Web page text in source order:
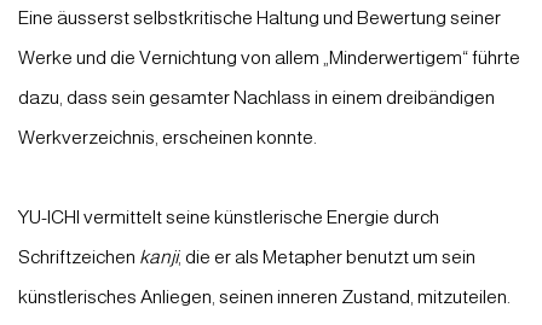
Eine äusserst selbstkritische Haltung und Bewertung seiner
Werke und die Vernichtung von allem „Minderwertigem“ führte
dazu, dass sein gesamter Nachlass in einem dreibändigen
Werkverzeichnis, erscheinen konnte.
YU-ICHI vermittelt seine künstlerische Energie durch
Schriftzeichen kanji, die er als Metapher benutzt um sein
künstlerisches Anliegen, seinen inneren Zustand, mitzuteilen.